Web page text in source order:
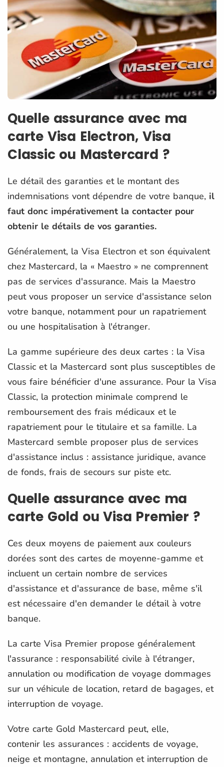
Quelle assurance avec ma
carte Visa Electron, Visa
Classic ou Mastercard ?
Le détail des garanties et le montant des
indemnisations vont dépendre de votre banque, il
faut donc impérativement la contacter pour
obtenir le détails de vos garanties.
Généralement, la Visa Electron et son équivalent
chez Mastercard, la « Maestro » ne comprennent
pas de services d'assurance. Mais la Maestro
peut vous proposer un service d'assistance selon
votre banque, notamment pour un rapatriement
ou une hospitalisation à l'étranger.
La gamme supérieure des deux cartes : la Visa
Classic et la Mastercard sont plus susceptibles de
vous faire bénéficier d'une assurance. Pour la Visa
Classic, la protection minimale comprend le
remboursement des frais médicaux et le
rapatriement pour le titulaire et sa famille. La
Mastercard semble proposer plus de services
d'assistance inclus : assistance juridique, avance
de fonds, frais de secours sur piste etc.
Quelle assurance avec ma
carte Gold ou Visa Premier ?
Ces deux moyens de paiement aux couleurs
dorées sont des cartes de moyenne-gamme et
incluent un certain nombre de services
d'assistance et d'assurance de base, même s'il
est nécessaire d'en demander le détail à votre
banque.
La carte Visa Premier propose généralement
l'assurance : responsabilité civile à l'étranger,
annulation ou modification de voyage dommages
sur un véhicule de location, retard de bagages, et
interruption de voyage.
Votre carte Gold Mastercard peut, elle,
contenir les assurances : accidents de voyage,
neige et montagne, annulation et interruption de